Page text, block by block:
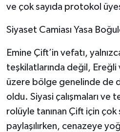
ve çok sayıda protokol
Siyaset Camiası Yasa
Emine Çift’in vefatı,
teşkilatlarında değil, Ereğli
üzere bölge genelinde de
oldu. Siyasi çalışmaları ve
rolüyle tanınan Çift için çok
paylaşılırken, cenazeye